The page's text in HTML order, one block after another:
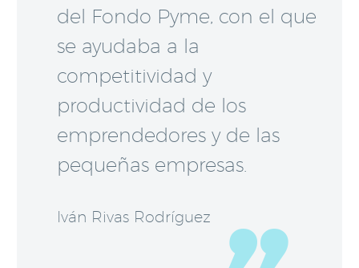
del Fondo Pyme, con el que
se ayudaba a la
competitividad y
productividad de los
emprendedores y de las
pequeñas empresas.
Iván Rivas Rodríguez